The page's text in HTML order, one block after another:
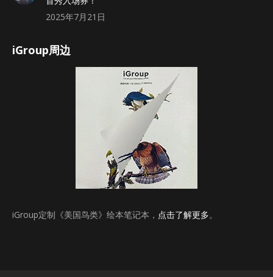
2025年7月21日
iGroup周边
iGroup定制《美国鸟类》绘本笔记本， 点击了解更多。